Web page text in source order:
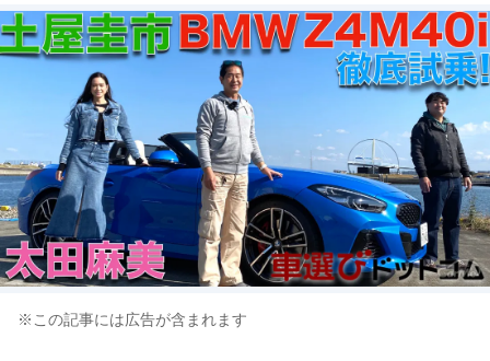
※この記事には広告が含まれます